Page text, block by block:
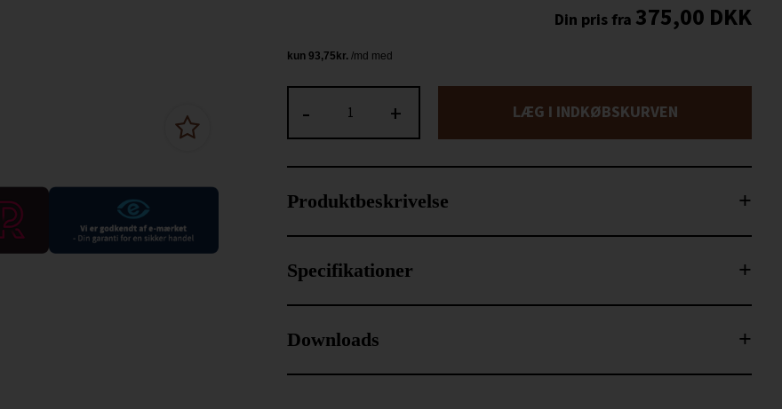
375,00 DKK
+
- LÆG I INDKØBSKURVEN
Produktbeskrivelse
Specifikationer
Downloads